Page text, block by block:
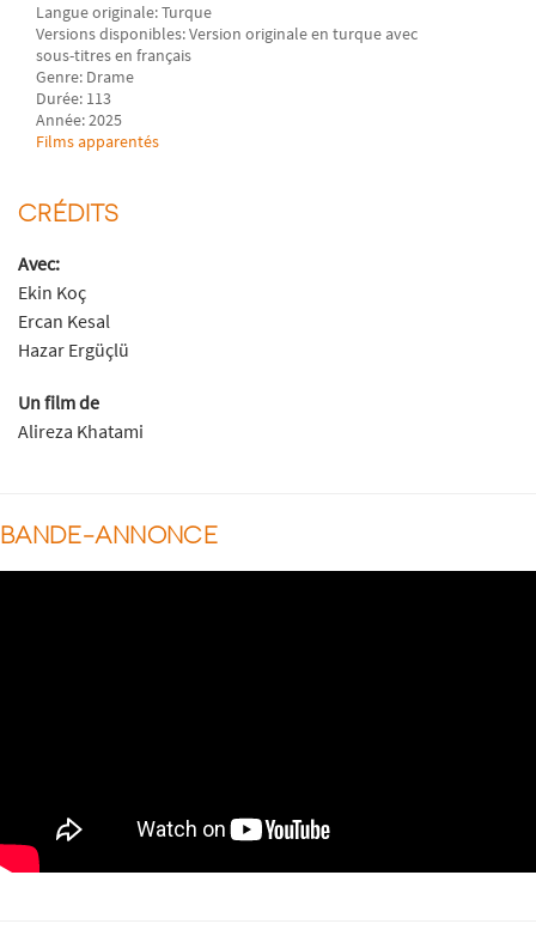
Langue originale: Turque
Versions disponibles: Version originale en turque avec
sous-titres en français
Genre: Drame
Durée: 113
Année: 2025
Films apparentés
CRÉDITS
Avec:
Ekin Koç
Ercan Kesal
Hazar Ergüçlü
Un film de
Alireza Khatami
BANDE-ANNONCE